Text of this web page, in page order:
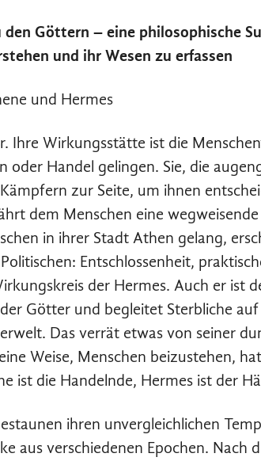
Göttern – eine philosophische
und ihr Wesen zu erfassen
und Hermes
Ihre Wirkungsstätte ist die
oder Handel gelingen. Sie, die
zur Seite, um ihnen
dem Menschen eine wegweisende
in ihrer Stadt Athen gelang,
Entschlossenheit,
der Hermes. Auch er ist
Götter und begleitet Sterbliche
Das verrät etwas von seiner
Weise, Menschen beizustehen,
ist die Handelnde, Hermes ist der
ihren unvergleichlichen
aus verschiedenen Epochen. Nach